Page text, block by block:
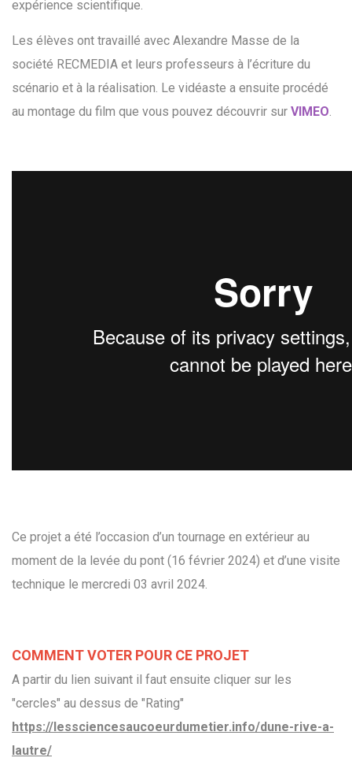
expérience scientifique.
Les élèves ont travaillé avec Alexandre Masse de la
société RECMEDIA et leurs professeurs à l’écriture du
scénario et à la réalisation. Le vidéaste a ensuite procédé
au montage du film que vous pouvez découvrir sur VIMEO.
Ce projet a été l’occasion d’un tournage en extérieur au
moment de la levée du pont (16 février 2024) et d’une visite
technique le mercredi 03 avril 2024.
COMMENT VOTER POUR CE PROJET
A partir du lien suivant il faut ensuite cliquer sur les
"cercles" au dessus de "Rating"
https://lessciencesaucoeurdumetier.info/dune-rive-a-
lautre/